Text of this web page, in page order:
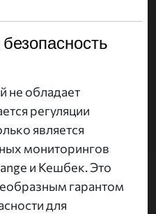
не обладает
регуляции
является
мониторингов
и Кешбек. Это
гарантом
для